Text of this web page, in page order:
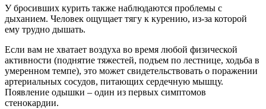
У бросивших курить также наблюдаются проблемы с
дыханием. Человек ощущает тягу к курению, из-за которой
ему трудно дышать.
Если вам не хватает воздуха во время любой физической
активности (поднятие тяжестей, подъем по лестнице, ходьба в
умеренном темпе), это может свидетельствовать о поражении
артериальных сосудов, питающих сердечную мышцу.
Появление одышки – один из первых симптомов
стенокардии.